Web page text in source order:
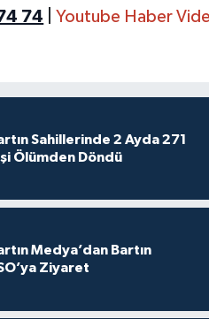
74 Youtube Haber
Sahillerinde 2 Ayda 271
Ölümden Döndü
Medya’dan Bartın
Ziyaret